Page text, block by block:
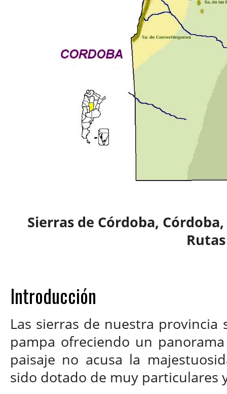
Sierras de Córdoba,
Introducción
Las sierras de nuestra
pampa ofreciendo un
paisaje no acusa la
sido dotado de muy particulares